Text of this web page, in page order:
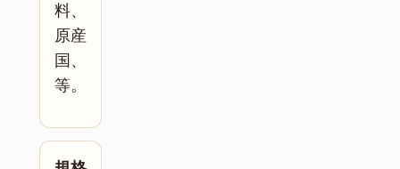
料、
原産
国、
等。